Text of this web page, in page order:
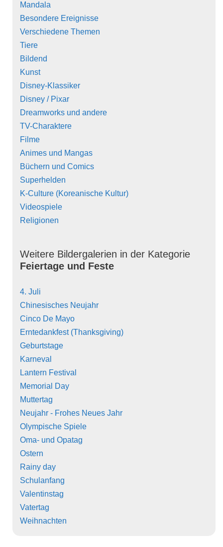
Mandala
Besondere Ereignisse
Verschiedene Themen
Tiere
Bildend
Kunst
Disney-Klassiker
Disney / Pixar
Dreamworks und andere
TV-Charaktere
Filme
Animes und Mangas
Büchern und Comics
Superhelden
K-Culture (Koreanische Kultur)
Videospiele
Religionen
Weitere Bildergalerien in der Kategorie
Feiertage und Feste
4. Juli
Chinesisches Neujahr
Cinco De Mayo
Erntedankfest (Thanksgiving)
Geburtstage
Karneval
Lantern Festival
Memorial Day
Muttertag
Neujahr - Frohes Neues Jahr
Olympische Spiele
Oma- und Opatag
Ostern
Rainy day
Schulanfang
Valentinstag
Vatertag
Weihnachten